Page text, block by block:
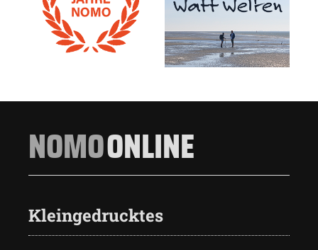
NOMOONLINE
Kleingedrucktes